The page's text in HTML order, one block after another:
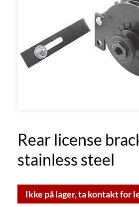
Rear license
stainless steel
Ikke på lager, ta kontakt for